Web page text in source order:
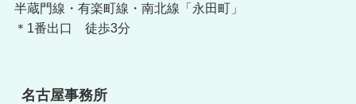
半蔵門線・有楽町線・南北線「永田町」
＊1番出口 徒歩3分
名古屋事務所